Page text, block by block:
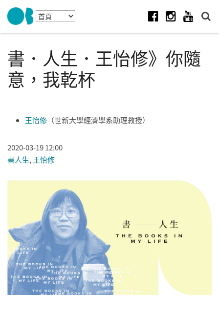
Skip to navigation
移至主內容
書．人生．王怡修》你隨
意，我乾杯
王怡修 （世新大學經濟學系助理教授）
2020-03-19 12:00
書人生, 王怡修